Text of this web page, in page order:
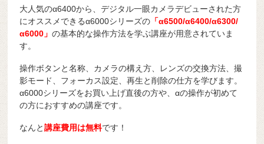
大人気のα6400から、デジタル一眼カメラデビューされた方
にオススメできるα6000シリーズの 「α6500/α6400/α6300/
α6000」の基本的な操作方法を学ぶ講座が用意されていま
す。
操作ボタンと名称、カメラの構え方、レンズの交換方法、撮
影モード、フォーカス設定、再生と削除の仕方を学びます。
α6000シリーズをお買い上げ直後の方や、αの操作が初めて
の方におすすめの講座です。
なんと講座費用は無料です！